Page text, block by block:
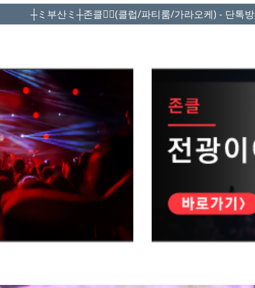
┼ミ부산ミ┼존클❤️‍🔥(클럽/파티룸/가라오케) - 단톡방